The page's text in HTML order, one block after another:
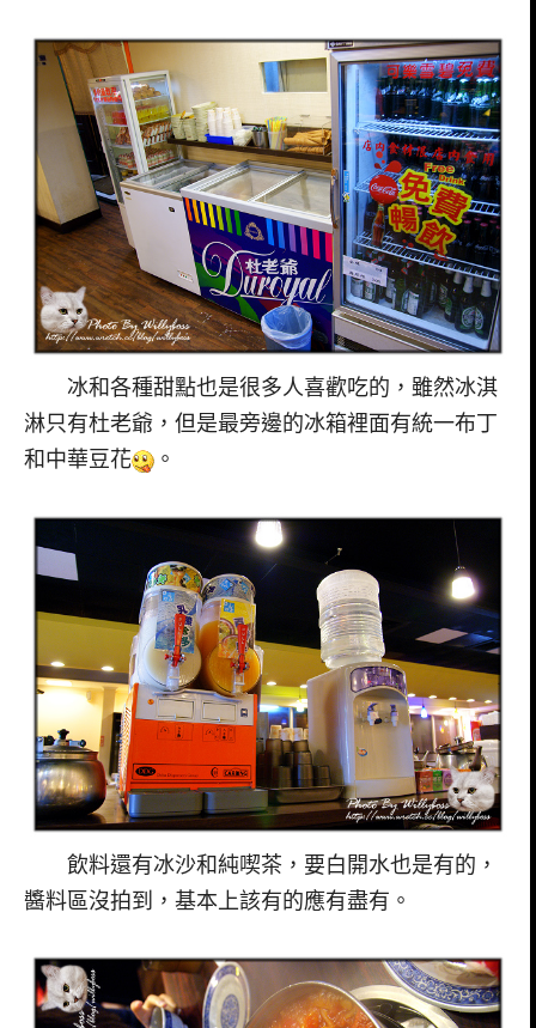
冰和各種甜點也是很多人喜歡吃的，雖然冰淇
淋只有杜老爺，但是最旁邊的冰箱裡面有統一布丁
和中華豆花
。
飲料還有冰沙和純喫茶，要白開水也是有的，
醬料區沒拍到，基本上該有的應有盡有。